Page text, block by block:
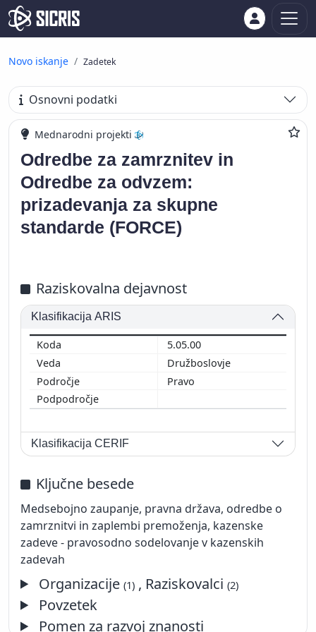
Novo iskanje Zadetek
Osnovni podatki
Mednarodni projekti
Odredbe za zamrznitev in
Odredbe za odvzem:
prizadevanja za skupne
standarde (FORCE)
Raziskovalna dejavnost
Klasifikacija ARIS
5.05.00
Družboslovje
Pravo
Klasifikacija CERIF
Ključne besede
Medsebojno zaupanje, pravna država, odredbe o
zamrznitvi in ​​zaplembi premoženja, kazenske
zadeve - pravosodno sodelovanje v kazenskih
zadevah
Organizacije(1) , Raziskovalci(2)
Povzetek
Pomen za razvoj znanosti